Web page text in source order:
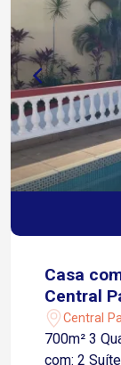
Casa
Central
Central
700m² 3
com: 2 Suítes (1 com banheira) 1 Quarto Sala